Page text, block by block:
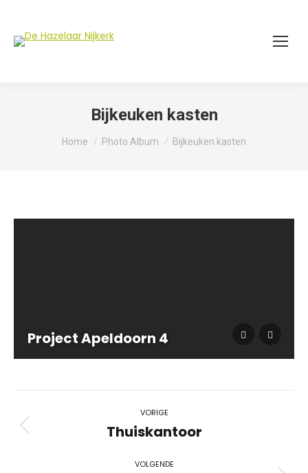
Bijkeuken kasten
Je bent hier:
Home Photo Album Bijkeuken kasten
Project Apeldoorn 4
navigatie
VORIGE
Vorig
Thuiskantoor
VOLGENDE